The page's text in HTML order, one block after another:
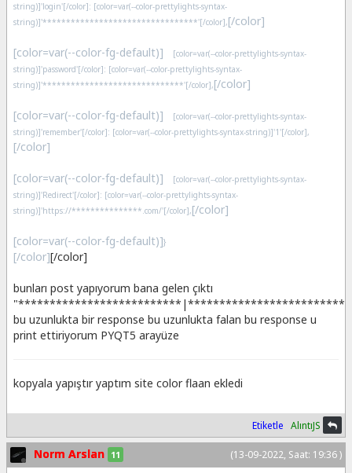
string)]'login'[/color]: [color=var(--color-prettylights-syntax-
string)]'*********************************'[/color],[/color]
[color=var(--color-fg-default)] [color=var(--color-prettylights-syntax-
string)]'password'[/color]: [color=var(--color-prettylights-syntax-
string)]'******************************'[/color],[/color]
[color=var(--color-fg-default)] [color=var(--color-prettylights-syntax-
string)]'remember'[/color]: [color=var(--color-prettylights-syntax-string)]'1'[/color],
[/color]
[color=var(--color-fg-default)] [color=var(--color-prettylights-syntax-
string)]'Redirect'[/color]: [color=var(--color-prettylights-syntax-
string)]'https://***************.com/'[/color],[/color]
[color=var(--color-fg-default)]}
[/color][/color]
bunları post yapıyorum bana gelen çıktı
bu uzunlukta bir response bu uzunlukta falan bu response u
print ettiriyorum PYQT5 arayüze
kopyala yapıştır yaptım site color flaan ekledi
Etiketle AlıntıJS
(13-09-2022, Saat: 19:36 )
Norm Arslan 11